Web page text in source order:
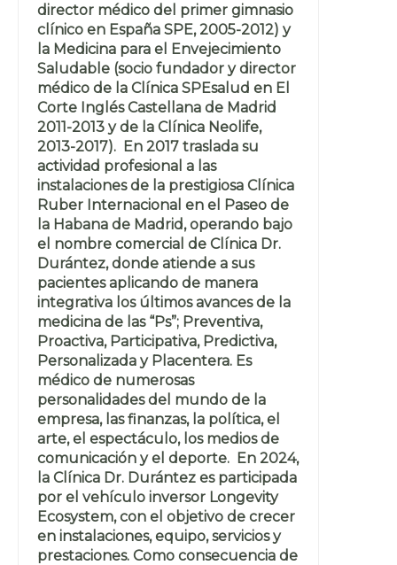
director médico del primer gimnasio
clínico en España SPE, 2005-2012) y
la Medicina para el Envejecimiento
Saludable (socio fundador y director
médico de la Clínica SPEsalud en El
Corte Inglés Castellana de Madrid
2011-2013 y de la Clínica Neolife,
2013-2017). En 2017 traslada su
actividad profesional a las
instalaciones de la prestigiosa Clínica
Ruber Internacional en el Paseo de
la Habana de Madrid, operando bajo
el nombre comercial de Clínica Dr.
Durántez, donde atiende a sus
pacientes aplicando de manera
integrativa los últimos avances de la
medicina de las “Ps”; Preventiva,
Proactiva, Participativa, Predictiva,
Personalizada y Placentera. Es
médico de numerosas
personalidades del mundo de la
empresa, las finanzas, la política, el
arte, el espectáculo, los medios de
comunicación y el deporte. En 2024,
la Clínica Dr. Durántez es participada
por el vehículo inversor Longevity
Ecosystem, con el objetivo de crecer
en instalaciones, equipo, servicios y
prestaciones. Como consecuencia de